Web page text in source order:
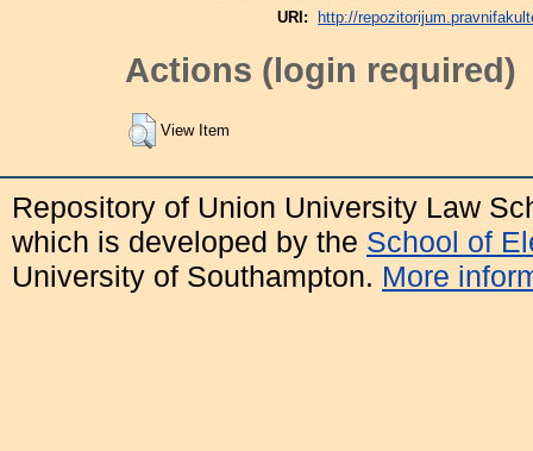
URI:
http://
Actions (login required)
View Item
Repository of Union University Law
which is developed by the School of
University of Southampton. More